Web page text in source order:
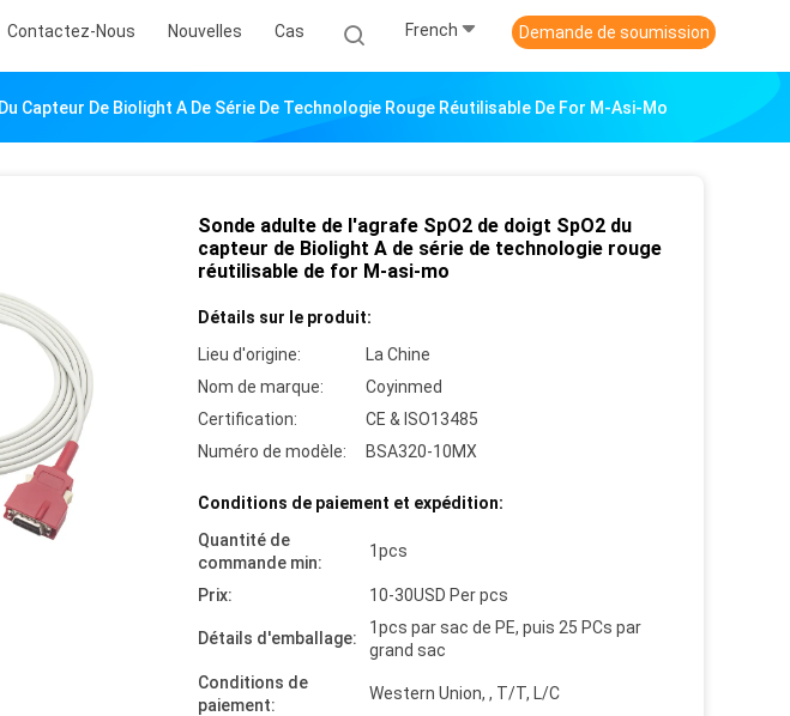
Contactez-Nous Nouvelles Cas French Demande de soumission
Capteur De Biolight A De Série De Technologie Rouge Réutilisable De For M-Asi-Mo
Sonde adulte de l'agrafe SpO2 de doigt SpO2 du
capteur de Biolight A de série de technologie rouge
réutilisable de for M-asi-mo
Détails sur le produit:
Lieu d'origine:
La Chine
Nom de marque:
Coyinmed
Certification:
CE & ISO13485
Numéro de modèle:
BSA320-10MX
Conditions de paiement et expédition:
Quantité de
commande min:
1pcs
Prix: 10-30USD Per pcs
Détails d'emballage:
1pcs par sac de PE, puis 25 PCs par
grand sac
Conditions de
paiement:
Western Union, , T/T, L/C